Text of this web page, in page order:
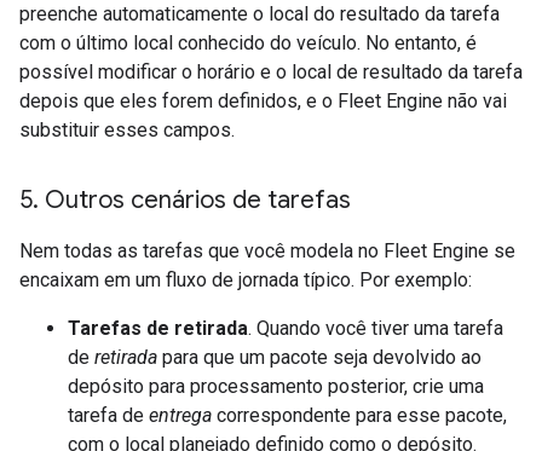
preenche automaticamente o local do resultado da tarefa
com o último local conhecido do veículo. No entanto, é
possível modificar o horário e o local de resultado da tarefa
depois que eles forem definidos, e o Fleet Engine não vai
substituir esses campos.
5. Outros cenários de tarefas
Nem todas as tarefas que você modela no Fleet Engine se
encaixam em um fluxo de jornada típico. Por exemplo:
Tarefas de retirada. Quando você tiver uma tarefa
de retirada para que um pacote seja devolvido ao
depósito para processamento posterior, crie uma
tarefa de entrega correspondente para esse pacote,
com o local planejado definido como o depósito.